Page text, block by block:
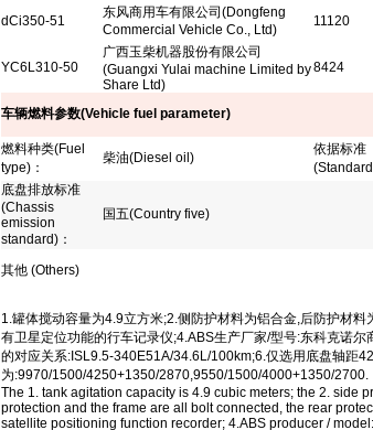
dCi350-51
东风商用车有限公司 (Dongfeng
Commercial Vehicle Co., Ltd)
11120
YC6L310-50
广西玉柴机器股份有限公司
(Guangxi Yulai machine Limited by
Share Ltd)
8424
车辆燃料参数(Vehicle fuel parameter)
燃料种类(Fuel
type) ：
柴油(Diesel oil)
依据标准
底盘排放标准
(Chassis
emission
standard) ：
国五(Country five)
其他 (Others)
1.罐体搅动容量为4.9立方米;2.侧防护材料为铝合金,后防护材料
有卫星定位功能的行车记录仪;4.ABS生产厂家/型号:东科克诺尔
的对应关系:ISL9.5-340E51A/34.6L/100km;6.仅选用底盘轴距
为:9970/1500/4250+1350/2870,9550/1500/4000+1350/2700.
The 1. tank agitation capacity is 4.9 cubic meters; the 2. side
protection and the frame are all bolt connected, the rear
satellite positioning function recorder; 4.ABS producer /